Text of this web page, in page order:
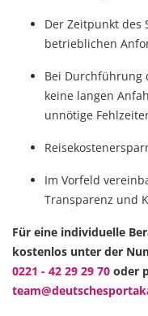
Der Zeitpunkt des
betrieblichen
Bei Durchführung
keine langen
unnötige
Im Vorfeld
Transparenz und
Für eine individuelle
kostenlos unter der
0221 - 42 29 29 70 oder